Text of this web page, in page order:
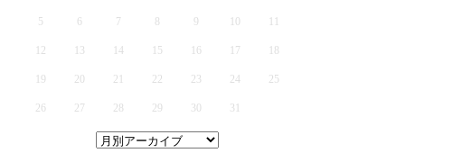
5 6 7 9
12 13 14 15 16 17
19 20 21 22 23 24 25
26 27 28 29 30 31